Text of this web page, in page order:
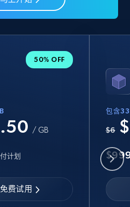
50% OFF
/ GB
计划
免费试用
包含
$6